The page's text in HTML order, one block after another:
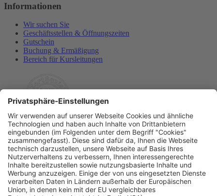
Informationen
Wir suchen Sie
Geschäftsstellen & Öffnungszeiten
Gutschein
Buchung & Ermäßigung
Bereich für Kursleitungen
Rechtliches
Allgemeine Geschäftsbedingungen
Widerrufsbelehrung
Datenschutzerklärung
Barrierefreiheitserklärung
Impressum